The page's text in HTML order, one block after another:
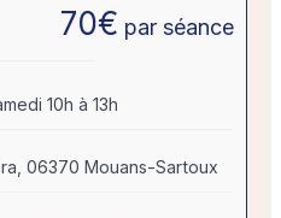
70€ par séance
10h à 13h
06370 Mouans-Sartoux